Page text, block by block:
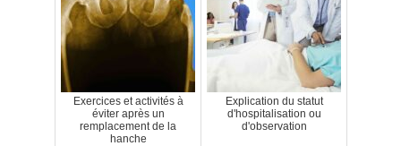
Exercices et activités à
éviter après un
remplacement de la
hanche
Explication du statut
d'hospitalisation ou
d'observation